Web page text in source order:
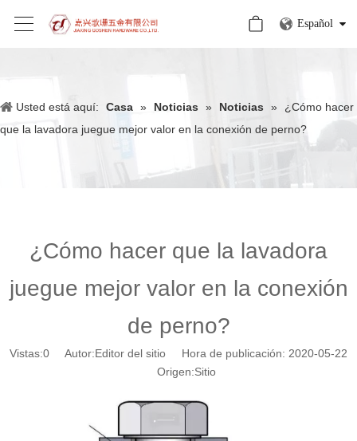
Español
Usted está aquí: Casa » Noticias » Noticias »
¿Cómo hacer
que la lavadora juegue mejor valor en la conexión de perno?
¿Cómo hacer que la lavadora
juegue mejor valor en la conexión
de perno?
Vistas:0 Autor:Editor del sitio Hora de publicación: 2020-05-22
Origen:Sitio